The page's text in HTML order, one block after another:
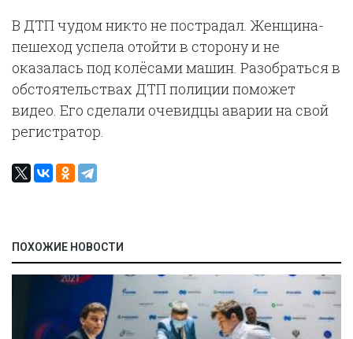
В ДТП чудом никто не пострадал. Женщина-
пешеход успела отойти в сторону и не
оказалась под колёсами машин. Разобраться в
обстоятельствах ДТП полиции поможет
видео. Его сделали очевидцы аварии на свой
регистратор.
ПОХОЖИЕ НОВОСТИ